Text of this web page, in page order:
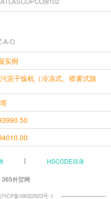
A-O
实例
泥干燥机（冷冻式、喷雾式除
HSCODE目录
365外贸网
沪ICP备09022923号-1